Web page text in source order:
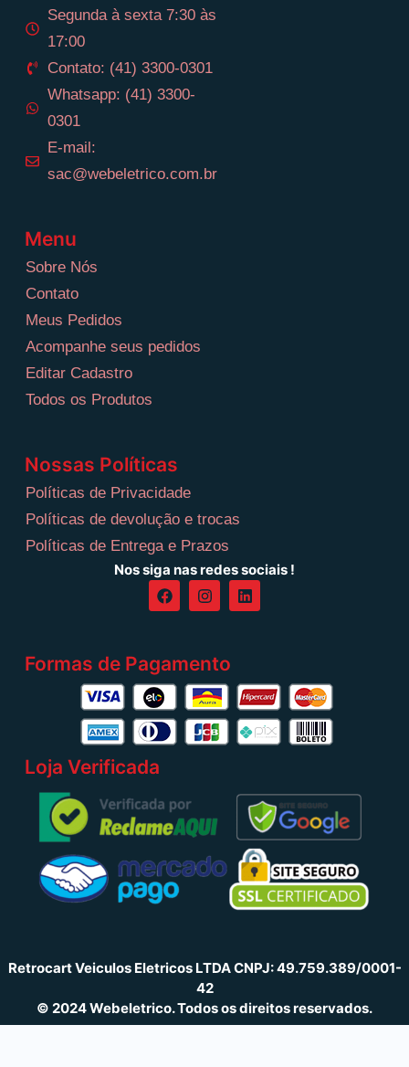
Segunda à sexta 7:30 às
17:00
Contato: (41) 3300-0301
Whatsapp: (41) 3300-
0301
E-mail:
sac@webeletrico.com.br
Menu
Sobre Nós
Contato
Meus Pedidos
Acompanhe seus pedidos
Editar Cadastro
Todos os Produtos
Nossas Políticas
Políticas de Privacidade
Políticas de devolução e trocas
Políticas de Entrega e Prazos
Nos siga nas redes sociais !
Formas de Pagamento
Loja Verificada
Retrocart Veiculos Eletricos LTDA CNPJ: 49.759.389/0001-
42
© 2024 Webeletrico. Todos os direitos reservados.